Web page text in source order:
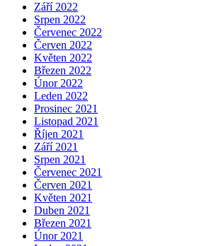
Září 2022
Srpen 2022
Červenec 2022
Červen 2022
Květen 2022
Březen 2022
Únor 2022
Leden 2022
Prosinec 2021
Listopad 2021
Říjen 2021
Září 2021
Srpen 2021
Červenec 2021
Červen 2021
Květen 2021
Duben 2021
Březen 2021
Únor 2021